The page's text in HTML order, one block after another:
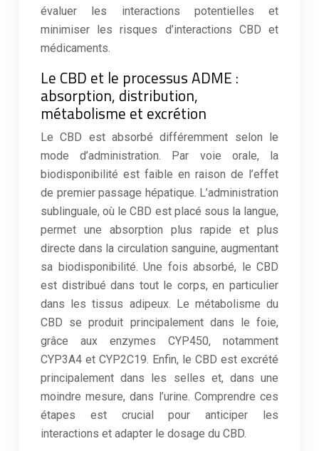
évaluer les interactions potentielles et
minimiser les risques d’interactions CBD et
médicaments.
Le CBD et le processus ADME :
absorption, distribution,
métabolisme et excrétion
Le CBD est absorbé différemment selon le
mode d’administration. Par voie orale, la
biodisponibilité est faible en raison de l’effet
de premier passage hépatique. L’administration
sublinguale, où le CBD est placé sous la langue,
permet une absorption plus rapide et plus
directe dans la circulation sanguine, augmentant
sa biodisponibilité. Une fois absorbé, le CBD
est distribué dans tout le corps, en particulier
dans les tissus adipeux. Le métabolisme du
CBD se produit principalement dans le foie,
grâce aux enzymes CYP450, notamment
CYP3A4 et CYP2C19. Enfin, le CBD est excrété
principalement dans les selles et, dans une
moindre mesure, dans l’urine. Comprendre ces
étapes est crucial pour anticiper les
interactions et adapter le dosage du CBD.